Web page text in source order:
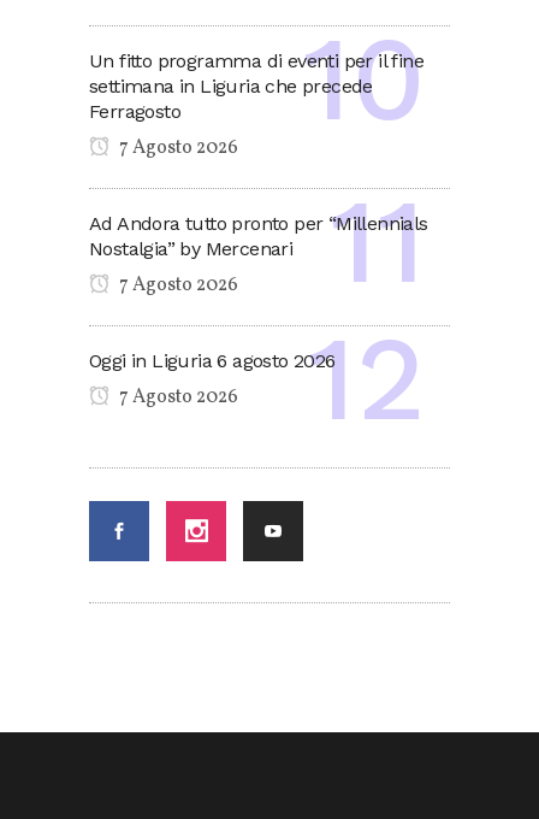
Un fitto programma di eventi per il fine
settimana in Liguria che precede
Ferragosto
7 Agosto 2026
Ad Andora tutto pronto per “Millennials
Nostalgia” by Mercenari
7 Agosto 2026
Oggi in Liguria 6 agosto 2026
7 Agosto 2026